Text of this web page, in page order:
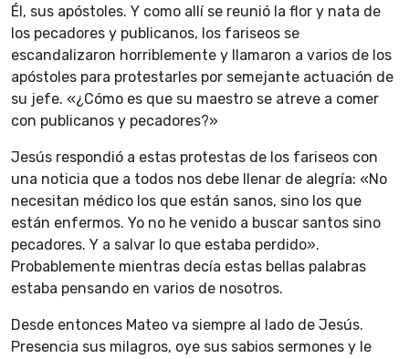
Él, sus apóstoles. Y como allí se reunió la flor y nata de
los pecadores y publicanos, los fariseos se
escandalizaron horriblemente y llamaron a varios de los
apóstoles para protestarles por semejante actuación de
su jefe. «¿Cómo es que su maestro se atreve a comer
con publicanos y pecadores?»
Jesús respondió a estas protestas de los fariseos con
una noticia que a todos nos debe llenar de alegría: «No
necesitan médico los que están sanos, sino los que
están enfermos. Yo no he venido a buscar santos sino
pecadores. Y a salvar lo que estaba perdido».
Probablemente mientras decía estas bellas palabras
estaba pensando en varios de nosotros.
Desde entonces Mateo va siempre al lado de Jesús.
Presencia sus milagros, oye sus sabios sermones y le